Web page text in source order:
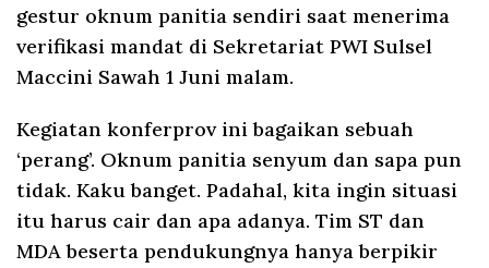
gestur oknum panitia sendiri saat menerima
verifikasi mandat di Sekretariat PWI Sulsel
Maccini Sawah 1 Juni malam.
Kegiatan konferprov ini bagaikan sebuah
‘perang’. Oknum panitia senyum dan sapa pun
tidak. Kaku banget. Padahal, kita ingin situasi
itu harus cair dan apa adanya. Tim ST dan
MDA beserta pendukungnya hanya berpikir